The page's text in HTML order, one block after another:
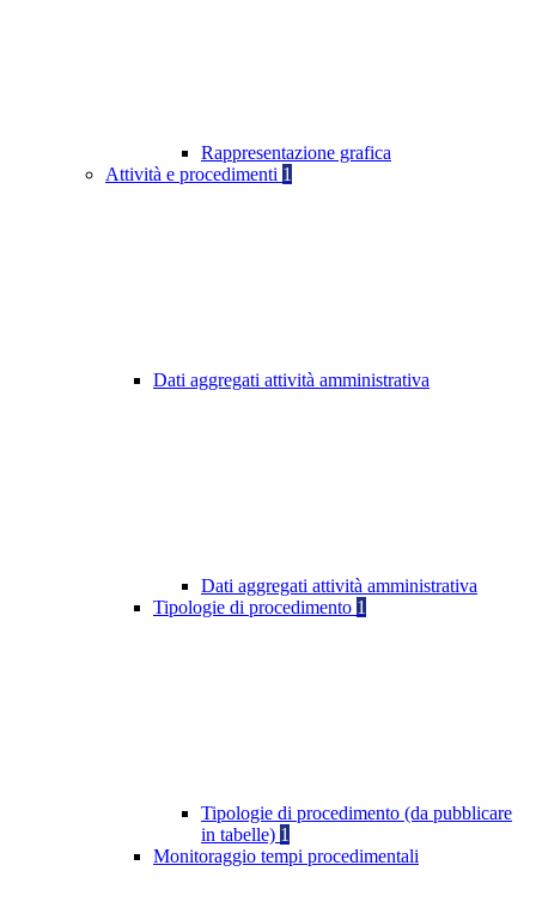
Rappresentazione grafica
Attività e procedimenti 1
Dati aggregati attività amministrativa
Dati aggregati attività amministrativa
Tipologie di procedimento 1
Tipologie di procedimento (da pubblicare
in tabelle) 1
Monitoraggio tempi procedimentali